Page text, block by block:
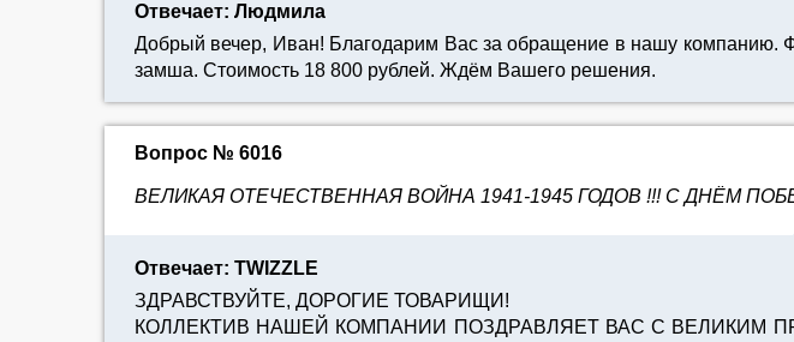
Отвечает: Людмила
Добрый вечер, Иван! Благодарим Вас за обращение в нашу компанию.
замша. Стоимость 18 800 рублей. Ждём Вашего решения.
Вопрос № 6016
ВЕЛИКАЯ ОТЕЧЕСТВЕННАЯ ВОЙНА 1941-1945 ГОДОВ !!! С ДНЁМ
Отвечает: TWIZZLE
ЗДРАВСТВУЙТЕ, ДОРОГИЕ ТОВАРИЩИ!
КОЛЛЕКТИВ НАШЕЙ КОМПАНИИ ПОЗДРАВЛЯЕТ ВАС С ВЕЛИКИМ